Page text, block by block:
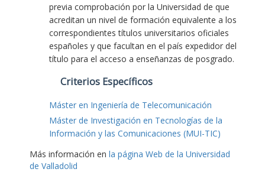
previa comprobación por la Universidad de que
acreditan un nivel de formación equivalente a los
correspondientes títulos universitarios oficiales
españoles y que facultan en el país expedidor del
título para el acceso a enseñanzas de posgrado.
Criterios Específicos
Máster en Ingeniería de Telecomunicación
Máster de Investigación en Tecnologías de la
Información y las Comunicaciones (MUI-TIC)
Más información en la página Web de la Universidad
de Valladolid